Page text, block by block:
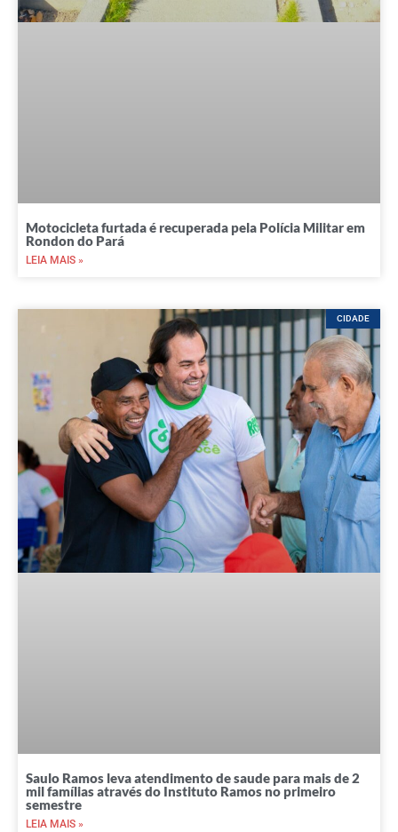
Motocicleta furtada é recuperada pela Polícia Militar em
Rondon do Pará
LEIA MAIS »
CIDADE
Saulo Ramos leva atendimento de saude para mais de 2
mil famílias através do Instituto Ramos no primeiro
semestre
LEIA MAIS »